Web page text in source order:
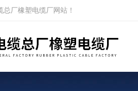
厂橡塑电缆厂网站！